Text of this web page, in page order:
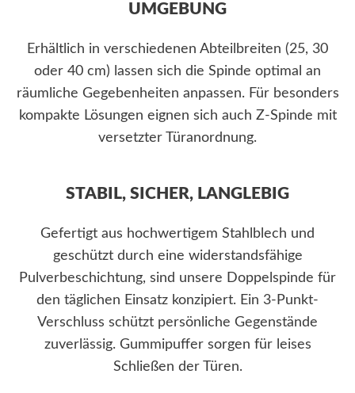
UMGEBUNG
Erhältlich in verschiedenen Abteilbreiten (25, 30
oder 40 cm) lassen sich die Spinde optimal an
räumliche Gegebenheiten anpassen. Für besonders
kompakte Lösungen eignen sich auch Z-Spinde mit
versetzter Türanordnung.
STABIL, SICHER, LANGLEBIG
Gefertigt aus hochwertigem Stahlblech und
geschützt durch eine widerstandsfähige
Pulverbeschichtung, sind unsere Doppelspinde für
den täglichen Einsatz konzipiert. Ein 3-Punkt-
Verschluss schützt persönliche Gegenstände
zuverlässig. Gummipuffer sorgen für leises
Schließen der Türen.